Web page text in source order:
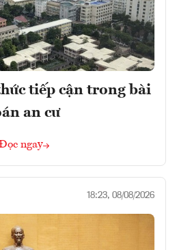
tiếp cận trong bài
an cư
ngay
18:23, 08/08/2026